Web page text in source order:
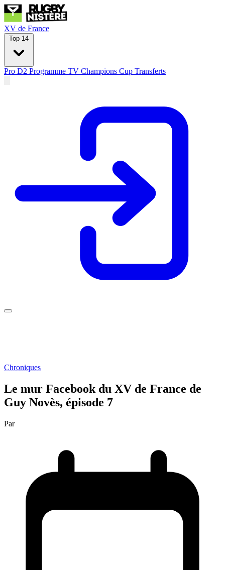
XV de France
Top 14
Pro D2 Programme TV Champions Cup Transferts
Chroniques
Le mur Facebook du XV de France de
Guy Novès, épisode 7
Par